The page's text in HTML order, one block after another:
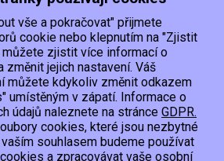
Platba
Kontakt/Reklamace
Ochrana os.údajů
tržeb je prodávající povinen vystavit kupujícímu
vše a pokračovat" přijmete
cookie nebo klepnutím na "Zjistit
zjistit více informací o
změnit jejich nastavení. Váš
můžete kdykoliv změnit odkazem
umístěným v zápatí. Informace o
údajů naleznete na stránce GDPR.
cookies, které jsou nezbytné
souhlasem budeme používat
a zpracovávat vaše osobní